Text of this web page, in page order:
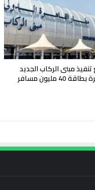
تنفيذ مبنى الركاب الجديد
بمطار القاهرة بطاقة 40 مليون مسافر